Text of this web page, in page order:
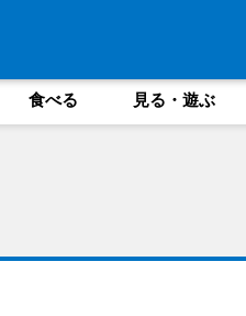
食べる 見る・遊ぶ